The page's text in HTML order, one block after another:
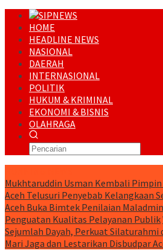
HOME
HEADLINE NEWS
NASIONAL
DAERAH
INTERNASIONAL
POLITIK
HUKUM & KRIMINAL
EKONOMI & BISNIS
OLAHRAGA
Mukhtaruddin Usman Kembali Pimpin
Aceh Telusuri Penyebab Kelangkaan
Aceh Buka Bimtek Penilaian
Penguatan Kualitas Pelayanan Publik
Sejumlah Dayah, Perkuat Silaturahmi
Mari Jaga dan Lestarikan Disbudpar